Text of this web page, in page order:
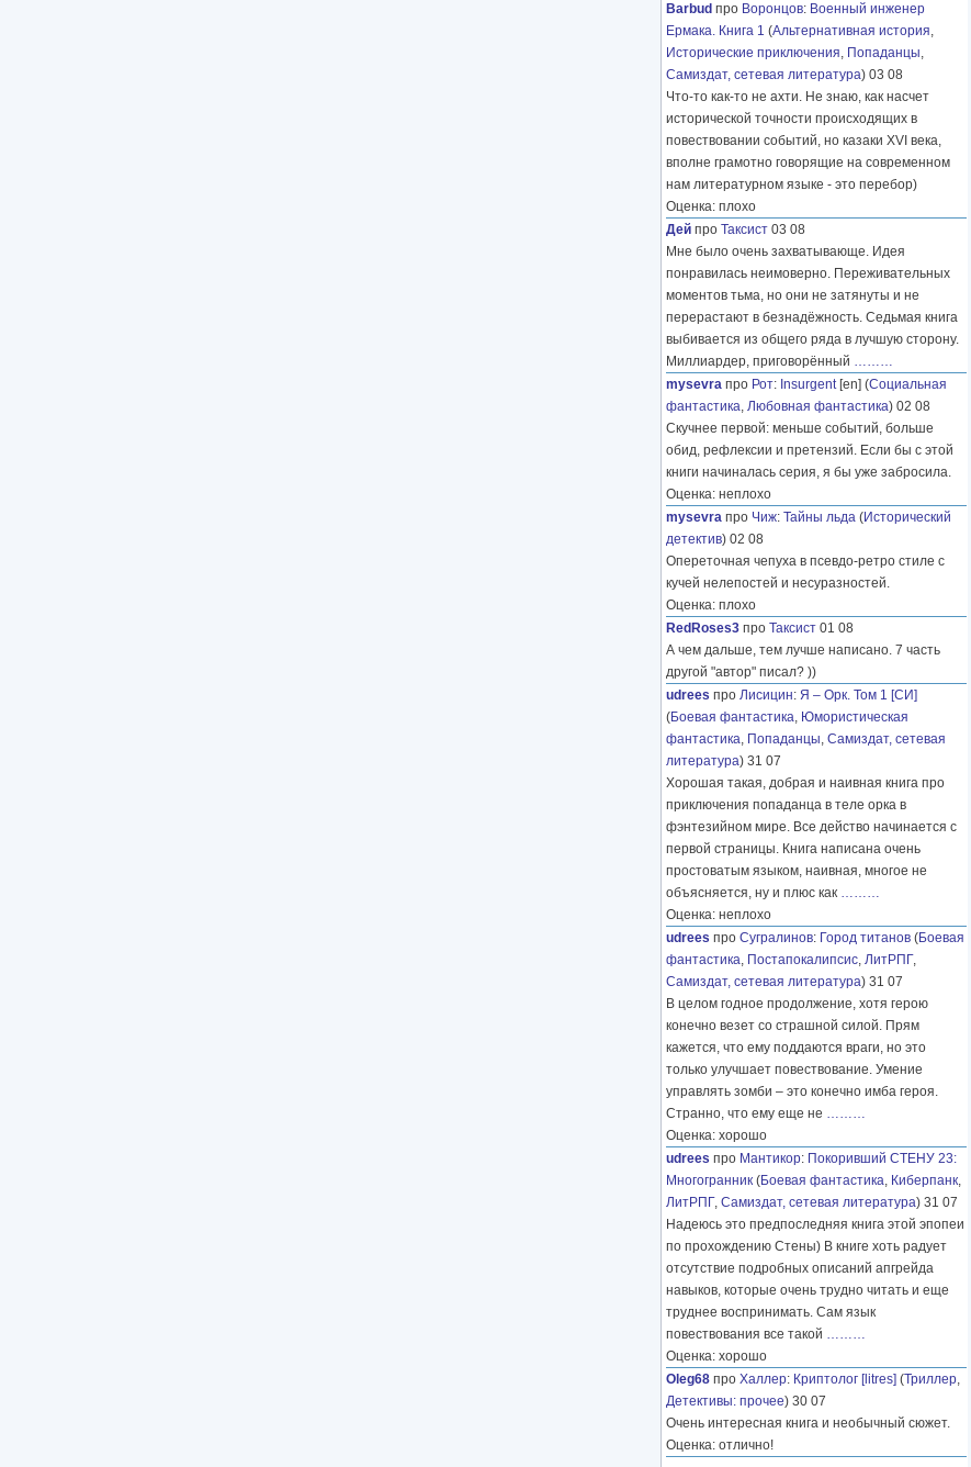
Barbud про Воронцов: Военный инженер
Ермака. Книга 1 (Альтернативная история,
Исторические приключения, Попаданцы,
Самиздат, сетевая литература) 03 08
Что-то как-то не ахти. Не знаю, как насчет
исторической точности происходящих в
повествовании событий, но казаки XVI века,
вполне грамотно говорящие на современном
нам литературном языке - это перебор)
Оценка: плохо
Дей про Таксист 03 08
Мне было очень захватывающе. Идея
понравилась неимоверно. Переживательных
моментов тьма, но они не затянуты и не
перерастают в безнадёжность. Седьмая книга
выбивается из общего ряда в лучшую сторону.
Миллиардер, приговорённый ………
mysevra про Рот: Insurgent[en] (Социальная
фантастика, Любовная фантастика) 02 08
Скучнее первой: меньше событий, больше
обид, рефлексии и претензий. Если бы с этой
книги начиналась серия, я бы уже забросила.
Оценка: неплохо
mysevra про Чиж: Тайны льда (Исторический
детектив) 02 08
Опереточная чепуха в псевдо-ретро стиле с
кучей нелепостей и несуразностей.
Оценка: плохо
RedRoses3 про Таксист 01 08
А чем дальше, тем лучше написано. 7 часть
другой "автор" писал? ))
udrees про Лисицин: Я – Орк. Том 1 [СИ]
(Боевая фантастика, Юмористическая
фантастика, Попаданцы, Самиздат, сетевая
литература) 31 07
Хорошая такая, добрая и наивная книга про
приключения попаданца в теле орка в
фэнтезийном мире. Все действо начинается с
первой страницы. Книга написана очень
простоватым языком, наивная, многое не
объясняется, ну и плюс как ………
Оценка: неплохо
udrees про Сугралинов: Город титанов (Боевая
фантастика, Постапокалипсис, ЛитРПГ,
Самиздат, сетевая литература) 31 07
В целом годное продолжение, хотя герою
конечно везет со страшной силой. Прям
кажется, что ему поддаются враги, но это
только улучшает повествование. Умение
управлять зомби – это конечно имба героя.
Странно, что ему еще не ………
Оценка: хорошо
udrees про Мантикор: Покоривший СТЕНУ 23:
Многогранник (Боевая фантастика, Киберпанк,
ЛитРПГ, Самиздат, сетевая литература) 31 07
Надеюсь это предпоследняя книга этой эпопеи
по прохождению Стены) В книге хоть радует
отсутствие подробных описаний апгрейда
навыков, которые очень трудно читать и еще
труднее воспринимать. Сам язык
повествования все такой ………
Оценка: хорошо
Oleg68 про Халлер: Криптолог [litres] (Триллер,
Детективы: прочее) 30 07
Очень интересная книга и необычный сюжет.
Оценка: отлично!